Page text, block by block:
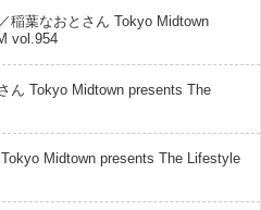
稲葉なおとさん Tokyo Midtown
vol.954
ん Tokyo Midtown presents The
Midtown presents The Lifestyle